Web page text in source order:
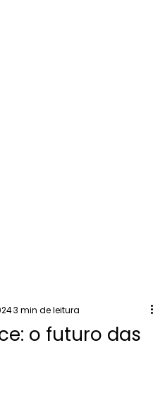
o futuro das
3 min de leitura